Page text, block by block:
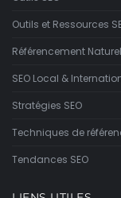
Outils et Ressources
Référencement Naturel
SEO Local &
Stratégies SEO
Techniques de
Tendances SEO